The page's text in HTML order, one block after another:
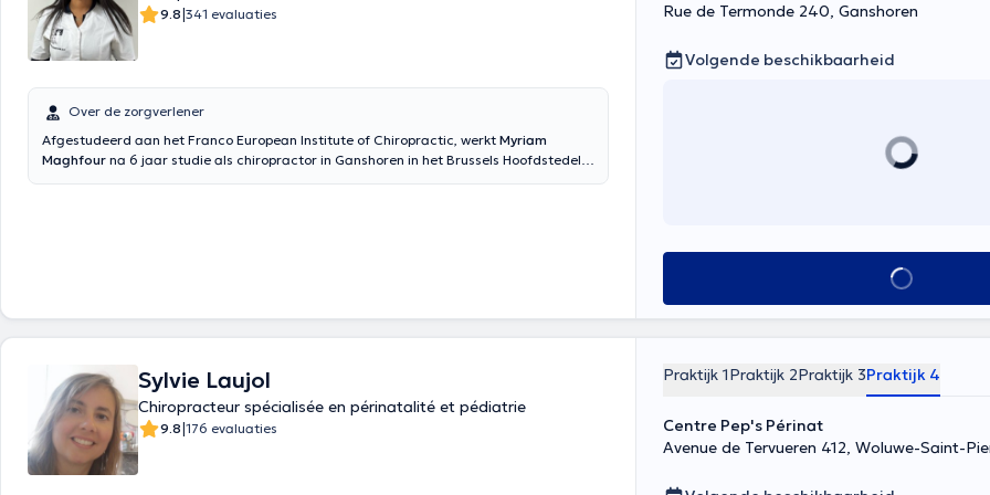
9.8|341 evaluaties
Over de zorgverlener
Afgestudeerd aan het Franco European Institute of Chiropractic, werkt Myriam
Maghfour na 6 jaar studie als chiropractor in Ganshoren in het Brussels Hoofdstedelijk
dat alleen maar vraagt ​​om expressie zichzelf vrijelijk: zuigelingen, kinderen,
volwassenen, senioren, zwangere vrouwen, atleten, enz.)
Rue de Termonde 240, Ganshoren
Volgende beschikbaarheid
Alles zien
Sylvie Laujol
Chiropracteur spécialisée en périnatalité et pédiatrie
9.8|176 evaluaties
Praktijk 1Praktijk 2Praktijk 3Praktijk 4
Centre Pep's Périnat
Avenue de Tervueren 412, Woluwe-Saint-